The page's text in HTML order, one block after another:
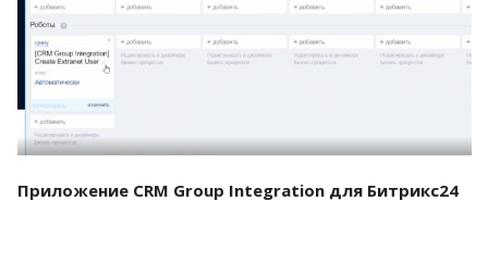
Смотреть проект
Приложение CRM Group Integration для Битрикс24